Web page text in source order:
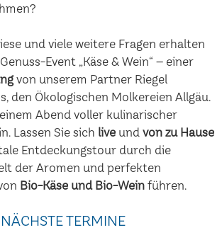
und viele weitere Fragen erhalten
Event „Käse & Wein“ – einer
von unserem Partner Riegel
den Ökologischen Molkereien Allgäu.
Abend voller kulinarischer
Lassen Sie sich live und von zu Hause
Entdeckungstour durch die
der Aromen und perfekten
Bio-Käse und Bio-Weinführen.
NÄCHSTE TERMINE